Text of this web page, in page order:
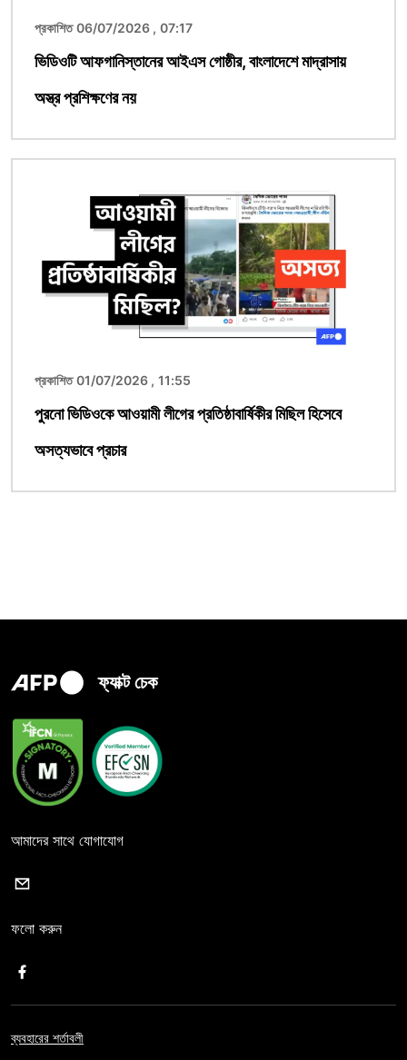
প্রকাশিত 06/07/2026 , 07:17
ভিডিওটি আফগানিস্তানের আইএস গোষ্ঠীর, বাংলাদেশে মাদ্রাসায়
অস্ত্র প্রশিক্ষণের নয়
প্রকাশিত 01/07/2026 , 11:55
পুরনো ভিডিওকে আওয়ামী লীগের প্রতিষ্ঠাবার্ষিকীর মিছিল হিসেবে
অসত্যভাবে প্রচার
ফ্যাক্ট চেক
আমাদের সাথে যোগাযোগ
ফলো করুন
ব্যবহারের শর্তাবলী